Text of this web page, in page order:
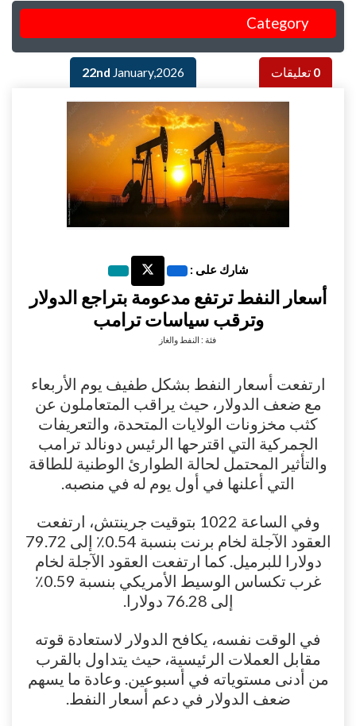
Category
شارك على :
أسعار النفط ترتفع مدعومة بتراجع الدولار
وترقب سياسات ترامب
فئة : النفط والغاز
ارتفعت أسعار النفط بشكل طفيف يوم الأربعاء
مع ضعف الدولار، حيث يراقب المتعاملون عن
كثب مخزونات الولايات المتحدة، والتعريفات
الجمركية التي اقترحها الرئيس دونالد ترامب
والتأثير المحتمل لحالة الطوارئ الوطنية للطاقة
التي أعلنها في أول يوم له في منصبه.
وفي الساعة 1022 بتوقيت جرينتش، ارتفعت
العقود الآجلة لخام برنت بنسبة 0.54٪ إلى 79.72
دولارا للبرميل. كما ارتفعت العقود الآجلة لخام
غرب تكساس الوسيط الأمريكي بنسبة 0.59٪
إلى 76.28 دولارا.
في الوقت نفسه، يكافح الدولار لاستعادة قوته
مقابل العملات الرئيسية، حيث يتداول بالقرب
من أدنى مستوياته في أسبوعين. وعادة ما يسهم
ضعف الدولار في دعم أسعار النفط.
22nd January,2026 0 تعليقات